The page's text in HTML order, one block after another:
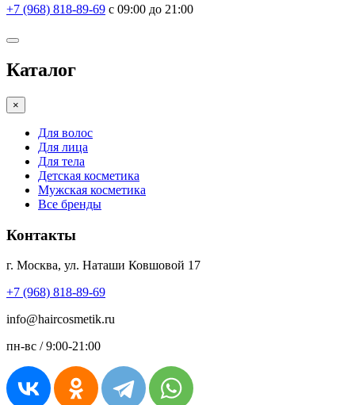
+7 (968) 818-89-69 с 09:00 до 21:00
Каталог
×
Для волос
Для лица
Для тела
Детская косметика
Мужская косметика
Все бренды
Контакты
г. Москва, ул. Наташи Ковшовой 17
+7 (968) 818-89-69
info@haircosmetik.ru
пн-вс / 9:00-21:00